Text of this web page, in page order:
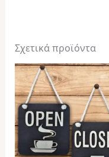
Σχετικά προϊόντα
Price
range:
€21,99
through
€29,99